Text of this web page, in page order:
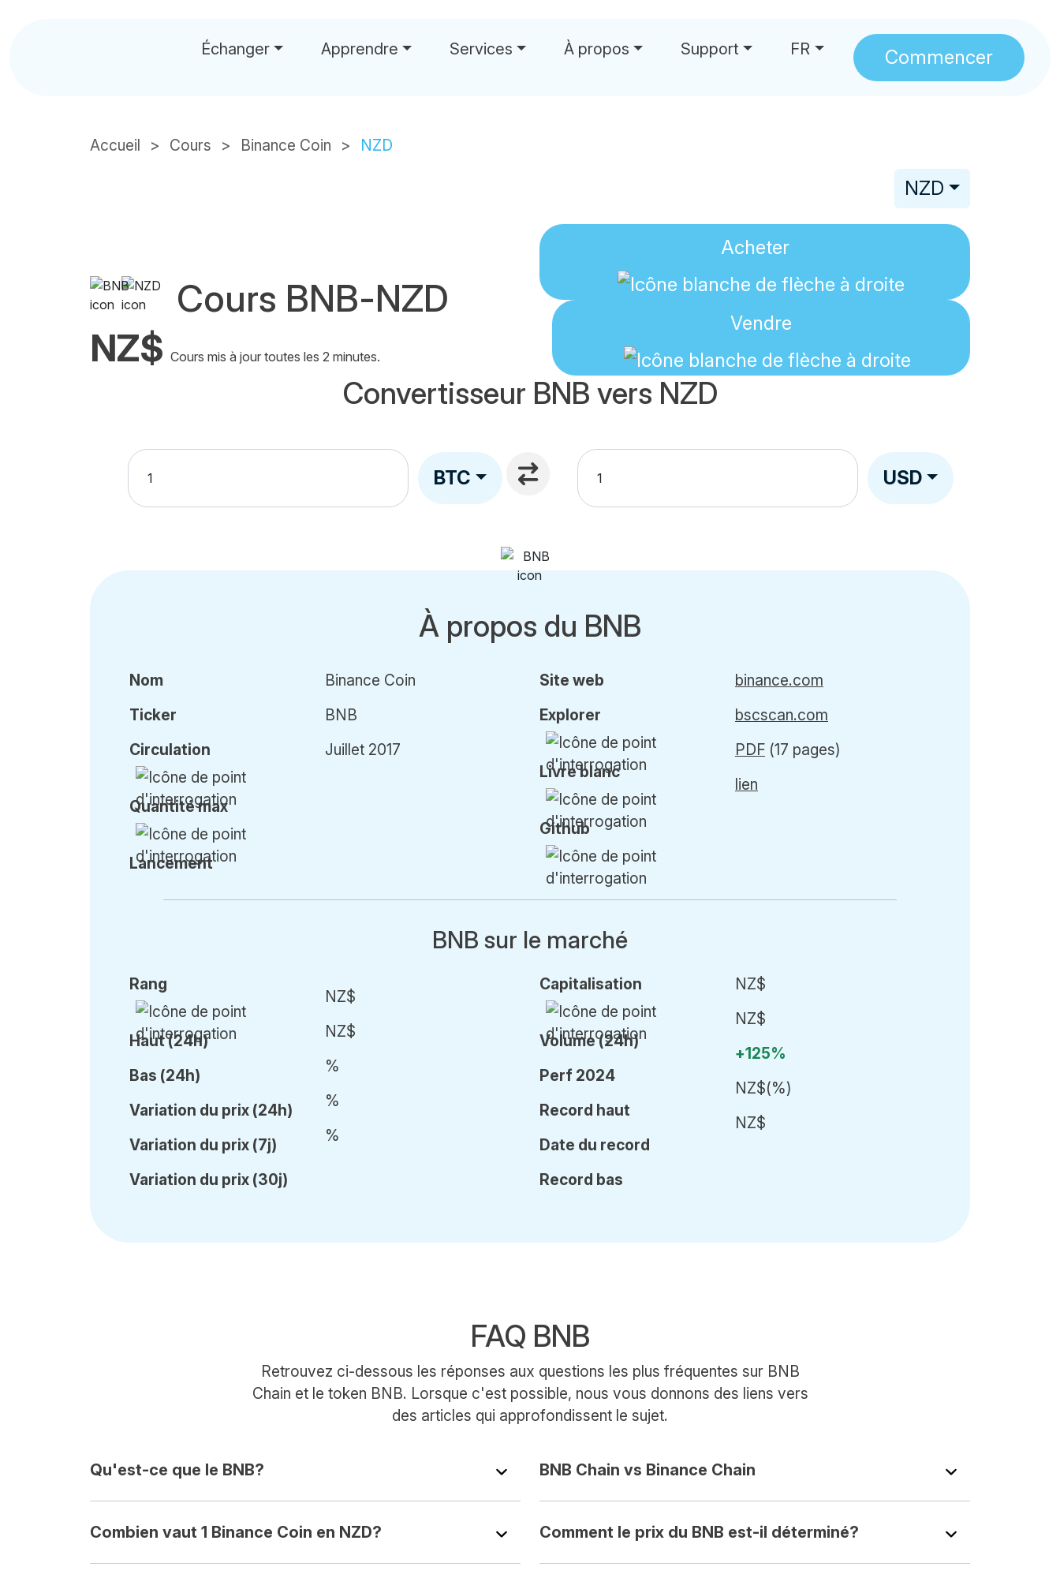
Échanger Apprendre Services À propos Support FR Commencer
Accueil Cours Binance Coin NZD
Cours BNB-NZD
NZ$ Cours mis à jour toutes les 2 minutes.
NZD
Acheter
Vendre
Convertisseur BNB vers NZD
BTC USD
À propos du BNB
Nom
Ticker
Circulation
Quantitémax
Lancement
Binance Coin
BNB
Juillet 2017
Site web
Explorer
Livre blanc
Github
binance.com
bscscan.com
PDF (17 pages)
lien
BNB sur le marché
Rang
Haut (24h)
Bas (24h)
Variation du prix (24h)
Variation du prix (7j)
Variation du prix (30j)
NZ$
NZ$
%
%
%
Capitalisation
Volume (24h)
Perf 2024
Record haut
Date du record
Record bas
NZ$
NZ$
+125%
NZ$(%)
NZ$
FAQ BNB
Retrouvez ci-dessous les réponses aux questions les plus fréquentes sur BNB
Chain et le token BNB. Lorsque c'est possible, nous vous donnons des liens vers
des articles qui approfondissent le sujet.
Qu'est-ce que le BNB?
Combien vaut 1 Binance Coin en NZD?
BNB Chain vs Binance Chain
Comment le prix du BNB est-il déterminé?